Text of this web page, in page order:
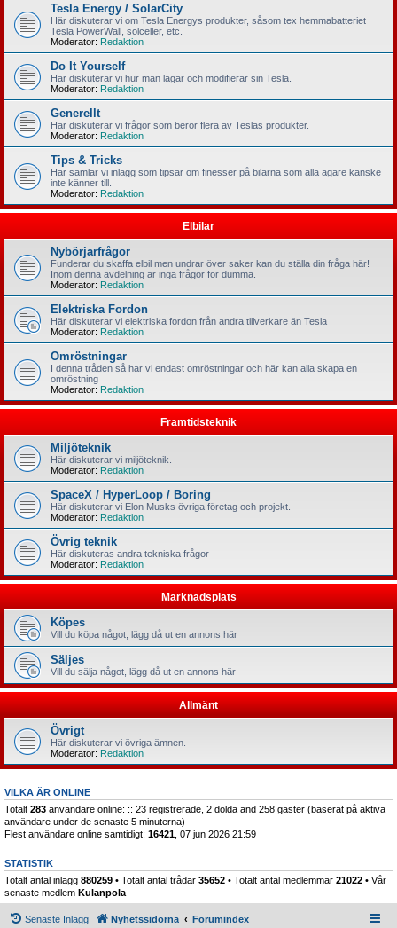
Tesla Energy / SolarCity
Här diskuterar vi om Tesla Energys produkter, såsom tex hemmabatteriet
Tesla PowerWall, solceller, etc.
Moderator: Redaktion
Do It Yourself
Här diskuterar vi hur man lagar och modifierar sin Tesla.
Moderator: Redaktion
Generellt
Här diskuterar vi frågor som berör flera av Teslas produkter.
Moderator: Redaktion
Tips & Tricks
Här samlar vi inlägg som tipsar om finesser på bilarna som alla ägare kanske
inte känner till.
Moderator: Redaktion
Elbilar
Nybörjarfrågor
Funderar du skaffa elbil men undrar över saker kan du ställa din fråga här!
Inom denna avdelning är inga frågor för dumma.
Moderator: Redaktion
Elektriska Fordon
Här diskuterar vi elektriska fordon från andra tillverkare än Tesla
Moderator: Redaktion
Omröstningar
I denna tråden så har vi endast omröstningar och här kan alla skapa en
omröstning
Moderator: Redaktion
Framtidsteknik
Miljöteknik
Här diskuterar vi miljöteknik.
Moderator: Redaktion
SpaceX / HyperLoop / Boring
Här diskuterar vi Elon Musks övriga företag och projekt.
Moderator: Redaktion
Övrig teknik
Här diskuteras andra tekniska frågor
Moderator: Redaktion
Marknadsplats
Köpes
Vill du köpa något, lägg då ut en annons här
Säljes
Vill du sälja något, lägg då ut en annons här
Allmänt
Övrigt
Här diskuterar vi övriga ämnen.
Moderator: Redaktion
VILKA ÄR ONLINE
Totalt 283 användare online: :: 23 registrerade, 2 dolda and 258 gäster (baserat på aktiva
användare under de senaste 5 minuterna)
Flest användare online samtidigt: 16421 , 07 jun 2026 21:59
STATISTIK
Totalt antal inlägg 880259 • Totalt antal trådar 35652 • Totalt antal medlemmar 21022 • Vår
senaste medlem Kulanpola
Senaste Inlägg Nyhetssidorna Forumindex